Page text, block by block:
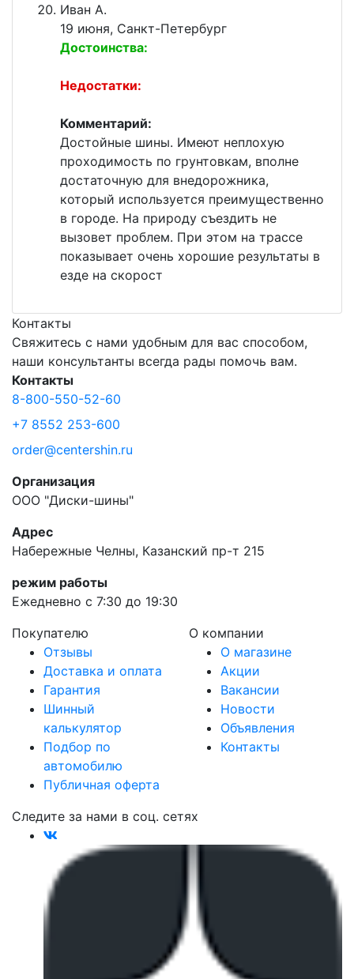
Иван А.
19 июня, Санкт-Петербург
Достоинства:
Недостатки:
Комментарий:
Достойные шины. Имеют неплохую
проходимость по грунтовкам, вполне
достаточную для внедорожника,
который используется преимущественно
в городе. На природу съездить не
вызовет проблем. При этом на трассе
показывает очень хорошие результаты в
езде на скорост
Контакты
Свяжитесь с нами удобным для вас способом,
наши консультанты всегда рады помочь вам.
Контакты
8-800-550-52-60
+7 8552 253-600
order@centershin.ru
Организация
ООО "Диски-шины"
Адрес
Набережные Челны, Казанский пр-т 215
режим работы
Ежедневно с 7:30 до 19:30
Покупателю
Отзывы
Доставка и оплата
Гарантия
Шинный
калькулятор
Подбор по
автомобилю
Публичная оферта
О компании
О магазине
Акции
Вакансии
Новости
Объявления
Контакты
Следите за нами в соц. сетях